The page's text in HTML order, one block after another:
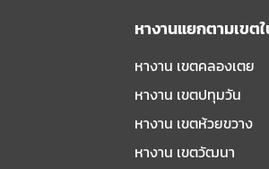
หางานแยกตามเขต
หางาน เขตคลองเตย
หางาน เขตปทุมวัน
หางาน เขตห้วยขวาง
หางาน เขตวัฒนา